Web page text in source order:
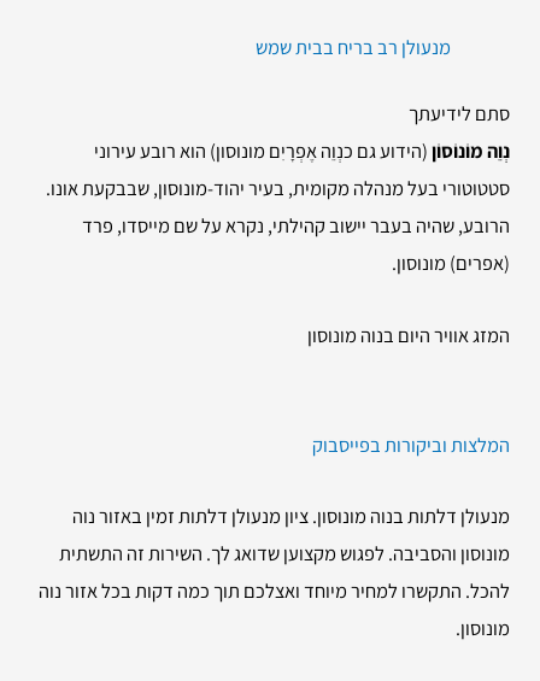
מנעולן רב בריח בבית שמש
סתם לידיעתך
נְוֵה מוֹנוֹסוֹן(הידוע גם כנְוֵה אֶפְרָיִם מונוסון) הוא רובע עירוני
סטטוטורי בעל מנהלה מקומית, בעיר יהוד-מונוסון, שבבקעת אונו.
הרובע, שהיה בעבר יישוב קהילתי, נקרא על שם מייסדו, פרד
(אפרים) מונוסון.
המזג אוויר היום בנוה מונוסון
המלצות וביקורות בפייסבוק
מנעולן דלתות בנוה מונוסון. ציון מנעולן דלתות זמין באזור נוה
מונוסון והסביבה. לפגוש מקצוען שדואג לך. השירות זה התשתית
להכל. התקשרו למחיר מיוחד ואצלכם תוך כמה דקות בכל אזור נוה
מונוסון.